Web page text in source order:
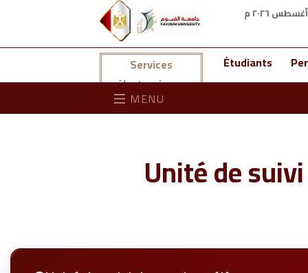
Services
électroniques
Étudiants
MENU
Unité de